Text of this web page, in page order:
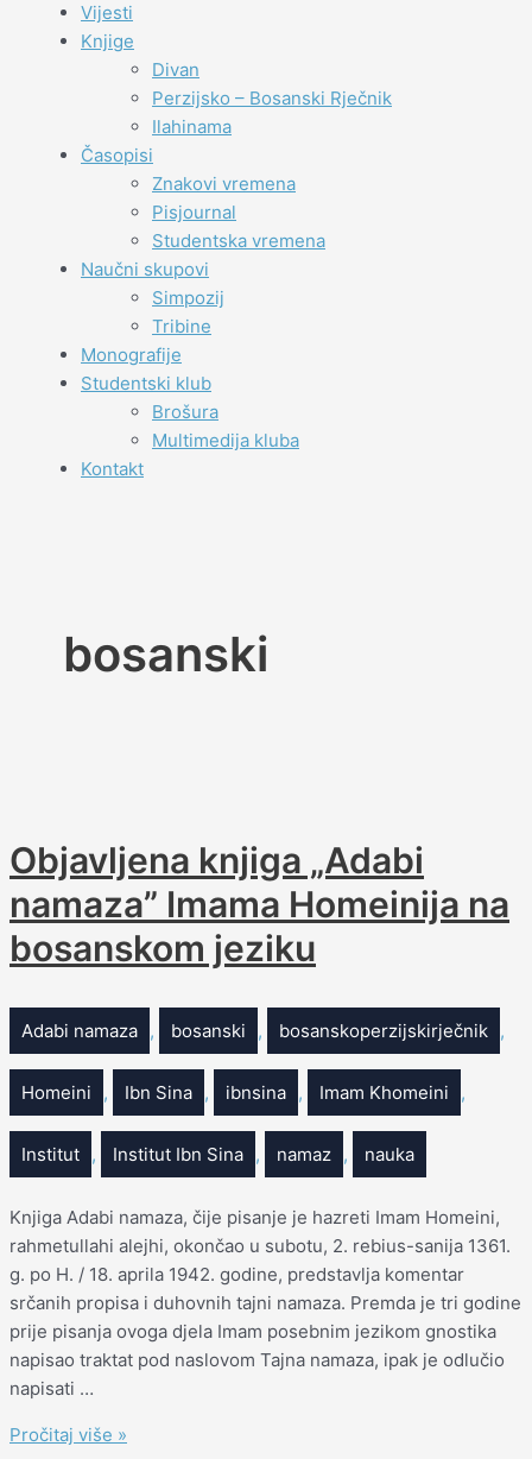
Vijesti
Knjige
Divan
Perzijsko – Bosanski Rječnik
Ilahinama
Časopisi
Znakovi vremena
Pisjournal
Studentska vremena
Naučni skupovi
Simpozij
Tribine
Monografije
Studentski klub
Brošura
Multimedija kluba
Kontakt
bosanski
Objavljena knjiga „Adabi
namaza” Imama Homeinija na
bosanskom jeziku
Adabi namaza , bosanski , bosanskoperzijskirječnik ,
Homeini , Ibn Sina , ibnsina , Imam Khomeini ,
Institut , Institut Ibn Sina , namaz , nauka
Knjiga Adabi namaza, čije pisanje je hazreti Imam Homeini,
rahmetullahi alejhi, okončao u subotu, 2. rebius-sanija 1361.
g. po H. / 18. aprila 1942. godine, predstavlja komentar
srčanih propisa i duhovnih tajni namaza. Premda je tri godine
prije pisanja ovoga djela Imam posebnim jezikom gnostika
napisao traktat pod naslovom Tajna namaza, ipak je odlučio
napisati …
Pročitaj više »